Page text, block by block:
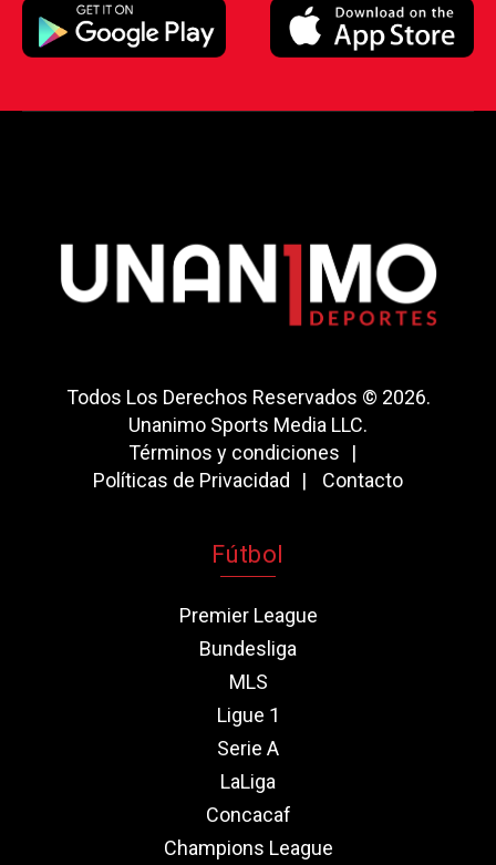
Todos Los Derechos Reservados © 2026.
Unanimo Sports Media LLC.
Términos y condiciones
Políticas de Privacidad
Contacto
Fútbol
Premier League
Bundesliga
MLS
Ligue 1
Serie A
LaLiga
Concacaf
Champions League